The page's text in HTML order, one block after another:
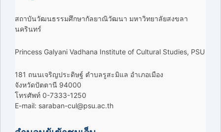
สถาบันวัฒนธรรมศึกษากัลยาณิวัฒนา มหาวิทยาลัยสงขลา
นครินทร์
Princess Galyani Vadhana Institute of Cultural Studies, PSU
181 ถนนเจริญประดิษฐ์ ตำบลรูสะมิแล อำเภอเมือง
จังหวัดปัตตานี 94000
โทรศัพท์ 0-7333-1250
E-mail: saraban-cul@psu.ac.th